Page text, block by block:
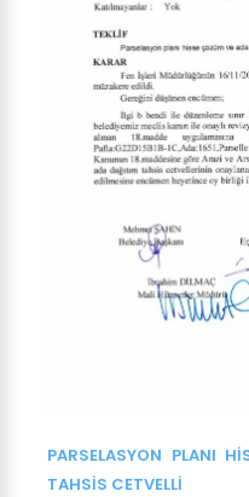
PARSELASYON PLANI
TAHSİS CETVELLİ